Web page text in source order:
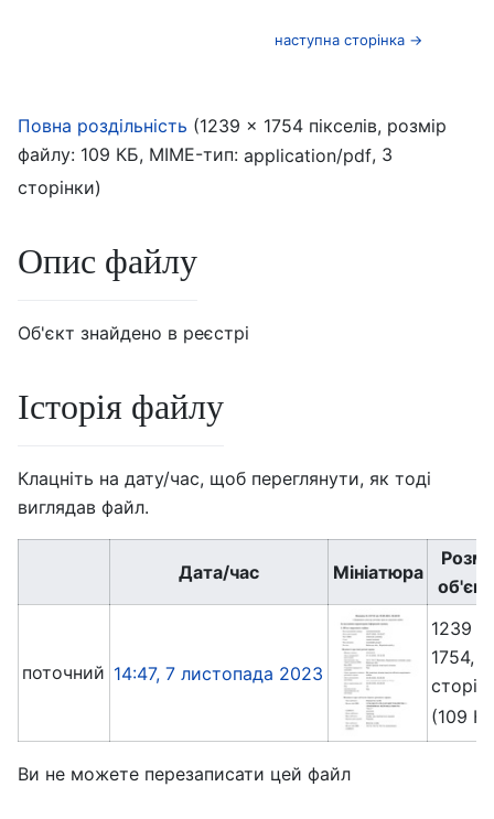
наступна сторінка →
Повна роздільність (1239 × 1754 пікселів, розмір
файлу: 109 КБ, MIME-тип: application/pdf, 3
сторінки)
Опис файлу
Об'єкт знайдено в реєстрі
Історія файлу
Клацніть на дату/час, щоб переглянути, як тоді
виглядав файл.
Дата/час Мініатюра
поточний 14:47, 7 листопада 2023
1239 ×
1754, 3
(109
Ви не можете перезаписати цей файл